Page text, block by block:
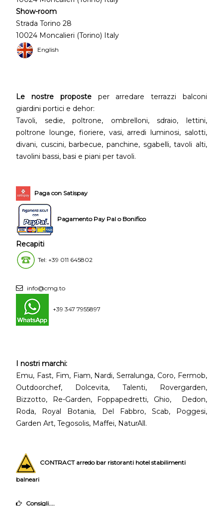
Show-room
Strada Torino 28
10024 Moncalieri (Torino) Italy
English
Le nostre proposteper arredare terrazzi balconi
giardini portici e dehor:
Tavoli, sedie, poltrone, ombrelloni, sdraio, lettini,
poltrone lounge, fioriere, vasi, arredi luminosi, salotti,
divani, cuscini, barbecue, panchine, sgabelli, tavoli alti,
tavolini bassi, basi e piani per tavoli.
Paga con Satispay
Pagamento Pay Pal o Bonifico
Recapiti
Tel: +39 011 645802
info@cmg.to
+39 347 7955897
I nostri marchi:
Emu, Fast, Fim, Fiam, Nardi, Serralunga, Coro, Fermob,
Outdoorchef, Dolcevita, Talenti, Rovergarden,
Bizzotto, Re-Garden, Foppapedretti, Ghio, Dedon,
Roda, Royal Botania, Del Fabbro, Scab, Poggesi,
Garden Art, Tegosolis, Maffei, NaturAll.
CONTRACT arredo bar ristoranti hotel stabilimenti
balneari
Consigli....